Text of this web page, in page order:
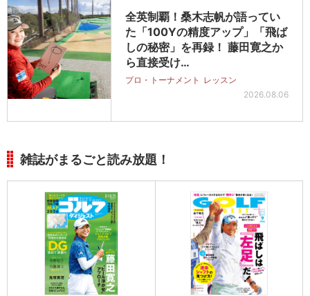
全英制覇！桑木志帆が語ってい
た「100Yの精度アップ」「飛ば
しの秘密」を再録！ 藤田寛之か
ら直接受け…
プロ・トーナメント レッスン
2026.08.06
雑誌がまるごと読み放題！